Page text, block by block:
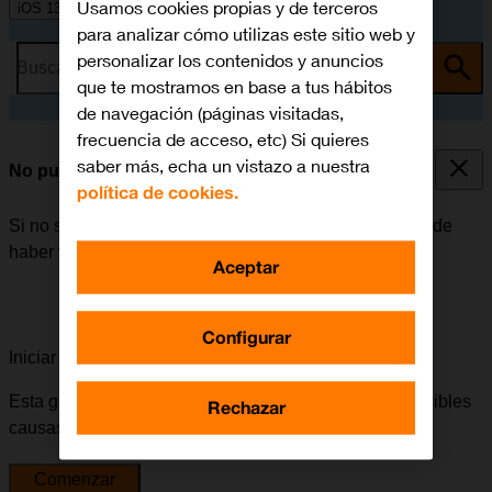
iOS 13.1
Busca por problema o tema
No puedo enviar ni recibir correo electrónico
Si no se puede enviar ni recibir correo electrónico, puede
haber varias causas posibles al problema.
Iniciar la guía para solucionar tu problema
Esta guía te va a conducir a través de una serie de posibles
causas y soluciones al problema.
Comenzar
Usamos cookies propias y de terceros
para analizar cómo utilizas este sitio web y
personalizar los contenidos y anuncios
que te mostramos en base a tus hábitos
de navegación (páginas visitadas,
frecuencia de acceso, etc) Si quieres
saber más, echa un vistazo a nuestra
política de cookies.
Configurar
Rechazar
Aceptar